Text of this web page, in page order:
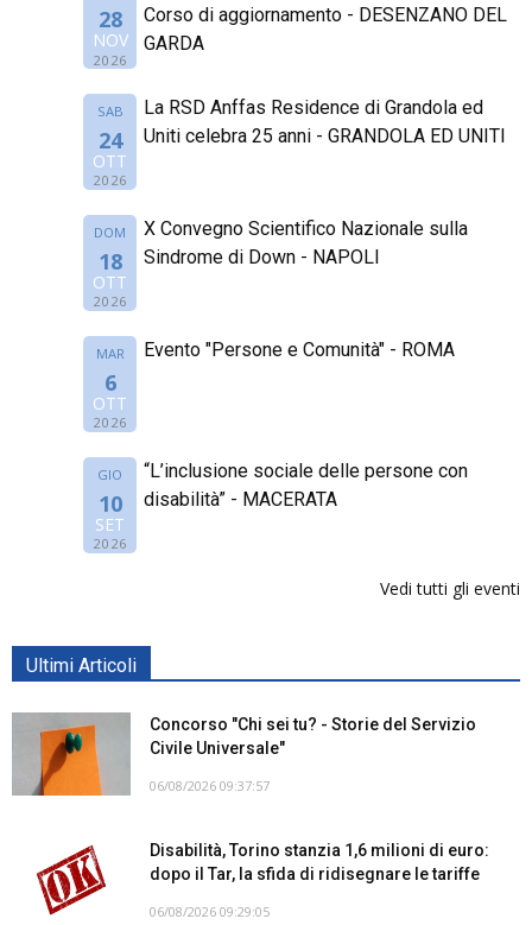
28
NOV
2026
Corso di aggiornamento - DESENZANO DEL
GARDA
SAB
24
OTT
2026
La RSD Anffas Residence di Grandola ed
Uniti celebra 25 anni - GRANDOLA ED UNITI
DOM
18
OTT
2026
X Convegno Scientifico Nazionale sulla
Sindrome di Down - NAPOLI
MAR
6
OTT
2026
Evento "Persone e Comunità" - ROMA
GIO
10
SET
2026
“L’inclusione sociale delle persone con
disabilità” - MACERATA
Vedi tutti gli eventi
Ultimi Articoli
Concorso "Chi sei tu? - Storie del Servizio
Civile Universale"
06/08/2026 09:37:57
Disabilità, Torino stanzia 1,6 milioni di euro:
dopo il Tar, la sfida di ridisegnare le tariffe
06/08/2026 09:29:05